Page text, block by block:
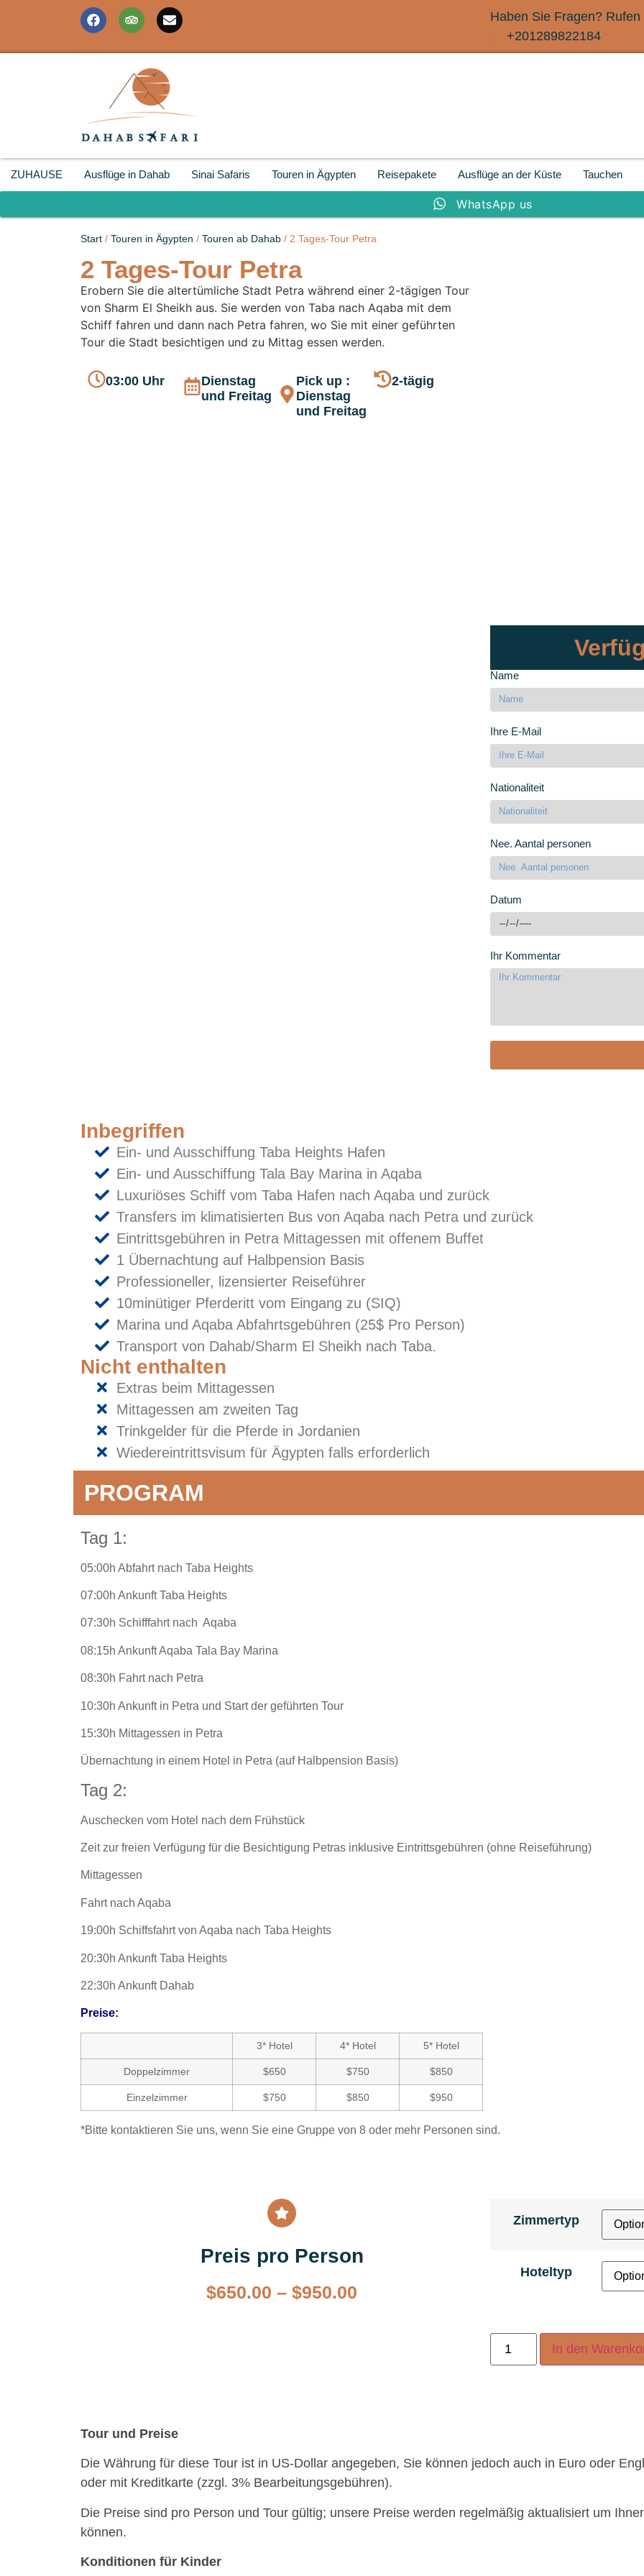
Haben Sie Fragen?
+201289822184
ZUHAUSE Ausflüge in Dahab Sinai Safaris Touren in Ägypten Reisepakete Ausflüge an der Küste Tauchen
WhatsApp us
Start / Touren in Ägypten / Touren ab Dahab / 2 Tages-Tour Petra
2 Tages-Tour Petra
Erobern Sie die altertümliche Stadt Petra während einer 2-tägigen Tour
von Sharm El Sheikh aus. Sie werden von Taba nach Aqaba mit dem
Schiff fahren und dann nach Petra fahren, wo Sie mit einer geführten
Tour die Stadt besichtigen und zu Mittag essen werden.
03:00 Uhr
Dienstag
und Freitag
Pick up :
Dienstag
und Freitag
2-tägig
Name
Ihre E-Mail
Nationaliteit
Nee. Aantal personen
Datum
Ihr Kommentar
Inbegriffen
Ein- und Ausschiffung Taba Heights Hafen
Ein- und Ausschiffung Tala Bay Marina in Aqaba
Luxuriöses Schiff vom Taba Hafen nach Aqaba und zurück
Transfers im klimatisierten Bus von Aqaba nach Petra und zurück
Eintrittsgebühren in Petra Mittagessen mit offenem Buffet
1 Übernachtung auf Halbpension Basis
Professioneller, lizensierter Reiseführer
10minütiger Pferderitt vom Eingang zu (SIQ)
Marina und Aqaba Abfahrtsgebühren (25$ Pro Person)
Transport von Dahab/Sharm El Sheikh nach Taba.
Nicht enthalten
Extras beim Mittagessen
Mittagessen am zweiten Tag
Trinkgelder für die Pferde in Jordanien
Wiedereintrittsvisum für Ägypten falls erforderlich
PROGRAM
Tag 1:
05:00h Abfahrt nach Taba Heights
07:00h Ankunft Taba Heights
07:30h Schifffahrt nach Aqaba
08:15h Ankunft Aqaba Tala Bay Marina
08:30h Fahrt nach Petra
10:30h Ankunft in Petra und Start der geführten Tour
15:30h Mittagessen in Petra
Übernachtung in einem Hotel in Petra (auf Halbpension Basis)
Tag 2:
Auschecken vom Hotel nach dem Frühstück
Zeit zur freien Verfügung für die Besichtigung Petras inklusive Eintrittsgebühren (ohne Reiseführung)
Mittagessen
Fahrt nach Aqaba
19:00h Schiffsfahrt von Aqaba nach Taba Heights
20:30h Ankunft Taba Heights
22:30h Ankunft Dahab
Preise:
3* Hotel 4* Hotel 5* Hotel
Doppelzimmer $650 $750 $850
Einzelzimmer $750 $850 $950
*Bitte kontaktieren Sie uns, wenn Sie eine Gruppe von 8 oder mehr Personen sind.
Preis pro Person
$650.00 – $950.00
Zimmertyp
Hoteltyp
In den
Tour und Preise
Die Währung für diese Tour ist in US-Dollar angegeben, Sie können jedoch auch in Euro oder
oder mit Kreditkarte (zzgl. 3% Bearbeitungsgebühren).
Die Preise sind pro Person und Tour gültig; unsere Preise werden regelmäßig aktualisiert um
können.
Konditionen für Kinder